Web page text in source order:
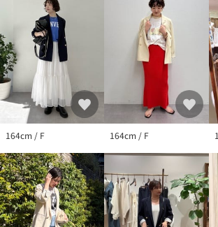
生産の都合上、お届け時期が前後する場合が
システムの都合上、店舗より入荷が遅れる場
実際にお届けする商品と仕様やサイズが異な
す。
照明や光の当たり具合で色味が違って見える
164cm / F 164cm / F